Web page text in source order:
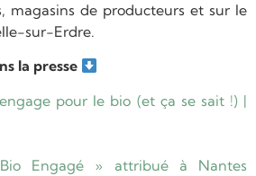
magasins de producteurs et sur le
sur-Erdre.
la presse
pour le bio (et ça se sait !) |
Engagé » attribué à Nantes